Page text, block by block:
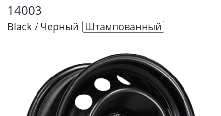
14003
Black / Черный Штампованный